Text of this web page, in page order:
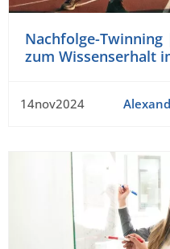
Nachfolge-Twinning
zum Wissenserhalt
14nov2024